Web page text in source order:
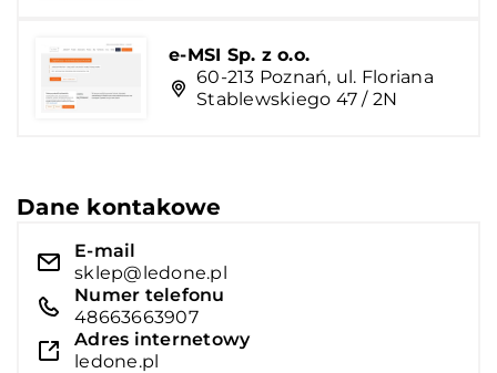
e-MSI Sp. z o.o.
60-213 Poznań, ul. Floriana
Stablewskiego 47 / 2N
Dane kontakowe
E-mail
sklep@ledone.pl
Numer telefonu
48663663907
Adres internetowy
ledone.pl